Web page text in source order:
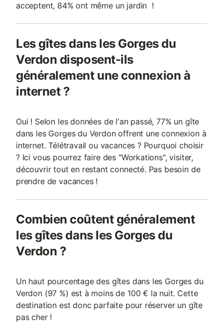
acceptent, 84% ont même un jardin !
Les gîtes dans les Gorges du
Verdon disposent-ils
généralement une connexion à
internet ?
Oui ! Selon les données de l'an passé, 77% un gîte
dans les Gorges du Verdon offrent une connexion à
internet. Télétravail ou vacances ? Pourquoi choisir
? Ici vous pourrez faire des "Workations", visiter,
découvrir tout en restant connecté. Pas besoin de
prendre de vacances !
Combien coûtent généralement
les gîtes dans les Gorges du
Verdon ?
Un haut pourcentage des gîtes dans les Gorges du
Verdon (97 %) est à moins de 100 € la nuit. Cette
destination est donc parfaite pour réserver un gîte
pas cher !